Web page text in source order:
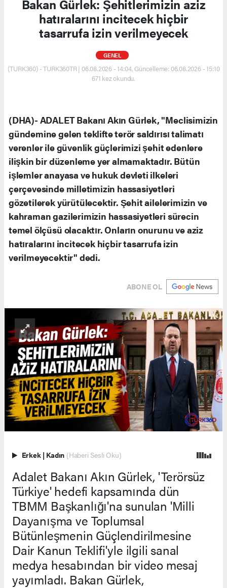
Bakan Gürlek: Şehitlerimizin aziz
hatıralarını incitecek hiçbir
tasarrufa izin verilmeyecek
GENEL
(TURK360) - TURK360TR | 06.08.2026 - 14:04, Güncelleme: 06.08.2026 - 15:10
671 kez okundu.
(DHA)- ADALET Bakanı Akın Gürlek, "Meclisimizin
gündemine gelen teklifte terör saldırısı talimatı
verenler ile güvenlik güçlerimizi şehit edenlere
ilişkin bir düzenleme yer almamaktadır. Bütün
işlemler anayasa ve hukuk devleti ilkeleri
çerçevesinde milletimizin hassasiyetleri
gözetilerek yürütülecektir. Şehit ailelerimizin ve
kahraman gazilerimizin hassasiyetleri sürecin
temel ölçüsü olacaktır. Onların onurunu ve aziz
hatıralarını incitecek hiçbir tasarrufa izin
verilmeyecektir" dedi.
ABONE OL
Erkek | Kadın (Haberi Sesli Oku)
Adalet Bakanı Akın Gürlek, 'Terörsüz
Türkiye' hedefi kapsamında dün
TBMM Başkanlığı'na sunulan 'Milli
Dayanışma ve Toplumsal
Bütünleşmenin Güçlendirilmesine
Dair Kanun Teklifi'yle ilgili sanal
medya hesabından bir video mesaj
yayımladı. Bakan Gürlek,